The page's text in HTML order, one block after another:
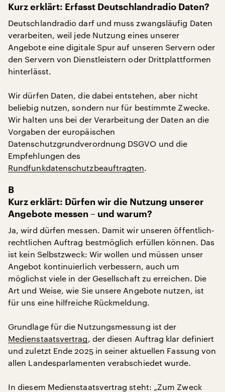
Kurz erklärt: Erfasst Deutschlandradio Daten?
Deutschlandradio darf und muss zwangsläufig Daten
verarbeiten, weil jede Nutzung eines unserer
Angebote eine digitale Spur auf unseren Servern oder
den Servern von Dienstleistern oder Drittplattformen
hinterlässt.
Wir dürfen Daten, die dabei entstehen, aber nicht
beliebig nutzen, sondern nur für bestimmte Zwecke.
Wir halten uns bei der Verarbeitung der Daten an die
Vorgaben der europäischen
Datenschutzgrundverordnung DSGVO und die
Empfehlungen des
Rundfunkdatenschutzbeauftragten.
B
Kurz erklärt: Dürfen wir die Nutzung unserer
Angebote messen – und warum?
Ja, wird dürfen messen. Damit wir unseren öffentlich-
rechtlichen Auftrag bestmöglich erfüllen können. Das
ist kein Selbstzweck: Wir wollen und müssen unser
Angebot kontinuierlich verbessern, auch um
möglichst viele in der Gesellschaft zu erreichen. Die
Art und Weise, wie Sie unsere Angebote nutzen, ist
für uns eine hilfreiche Rückmeldung.
Grundlage für die Nutzungsmessung ist der
Medienstaatsvertrag , der diesen Auftrag klar definiert
und zuletzt Ende 2025 in seiner aktuellen Fassung von
allen Landesparlamenten verabschiedet wurde.
In diesem Medienstaatsvertrag steht: „Zum Zweck